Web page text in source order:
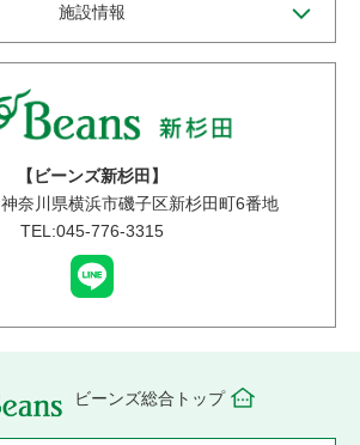
施設情報
【ビーンズ新杉田】
神奈川県横浜市磯子区新杉田町6番地
TEL:045-776-3315
ビーンズ総合トップ